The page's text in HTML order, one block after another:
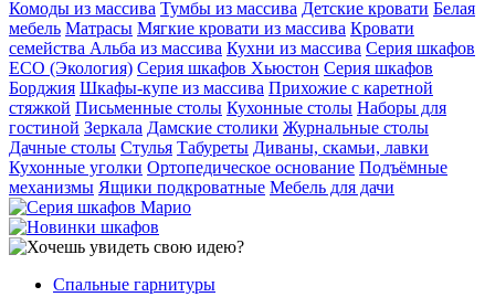
Комоды из массива Тумбы из массива Детские кровати Белая
мебель Матрасы Мягкие кровати из массива Кровати
семейства Альба из массива Кухни из массива Серия шкафов
ECO (Экология) Серия шкафов Хьюстон Серия шкафов
Борджия Шкафы-купе из массива Прихожие с каретной
стяжкой Письменные столы Кухонные столы Наборы для
гостиной Зеркала Дамские столики Журнальные столы
Дачные столы Стулья Табуреты Диваны, скамьи, лавки
Кухонные уголки Ортопедическое основание Подъёмные
механизмы Ящики подкроватные Мебель для дачи
Спальные гарнитуры